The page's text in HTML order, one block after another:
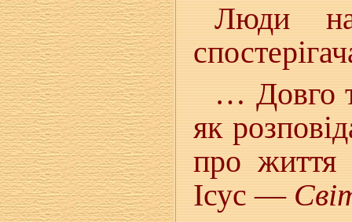
Люди
… Довго
як
про
Ісус —